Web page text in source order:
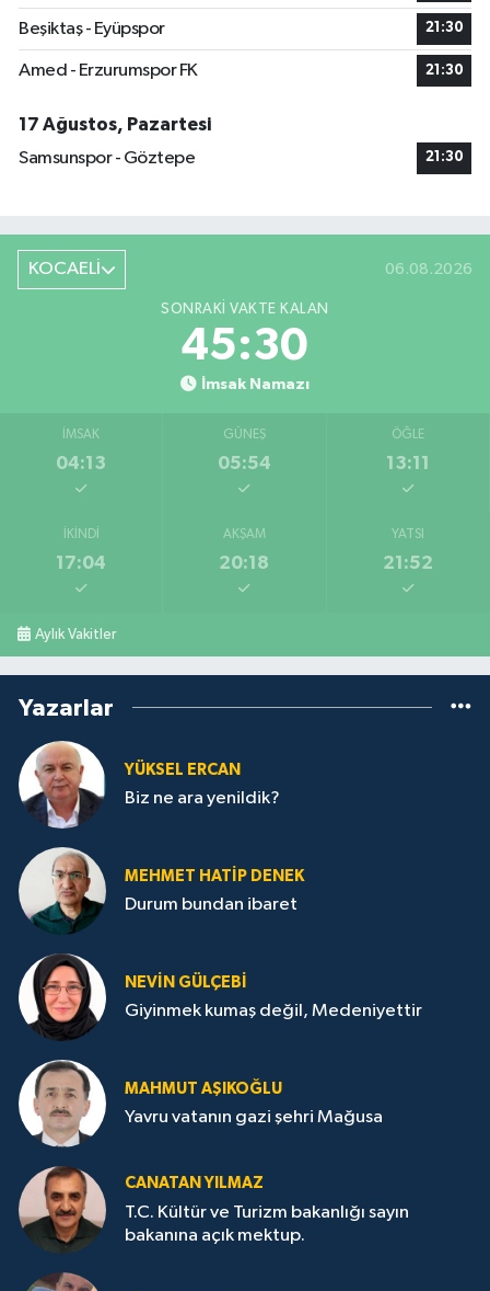
Beşiktaş - Eyüpspor 21:30
Amed - Erzurumspor FK 21:30
17 Ağustos, Pazartesi
Samsunspor - Göztepe
21:30
KOCAELİ 06.08.2026
SONRAKI VAKTE KALAN
45:29
İmsak Namazı
İMSAK
04:13
GÜNEŞ
05:54
ÖĞLE
13:11
İKINDI
17:04
AKŞAM
20:18
YATSI
21:52
Aylık Vakitler
Yazarlar
YÜKSEL ERCAN
Biz ne ara yenildik?
MEHMET HATİP DENEK
Durum bundan ibaret
NEVİN GÜLÇEBİ
Giyinmek kumaş değil, Medeniyettir
MAHMUT AŞIKOĞLU
Yavru vatanın gazi şehri Mağusa
CANATAN YILMAZ
T.C. Kültür ve Turizm bakanlığı sayın
bakanına açık mektup.